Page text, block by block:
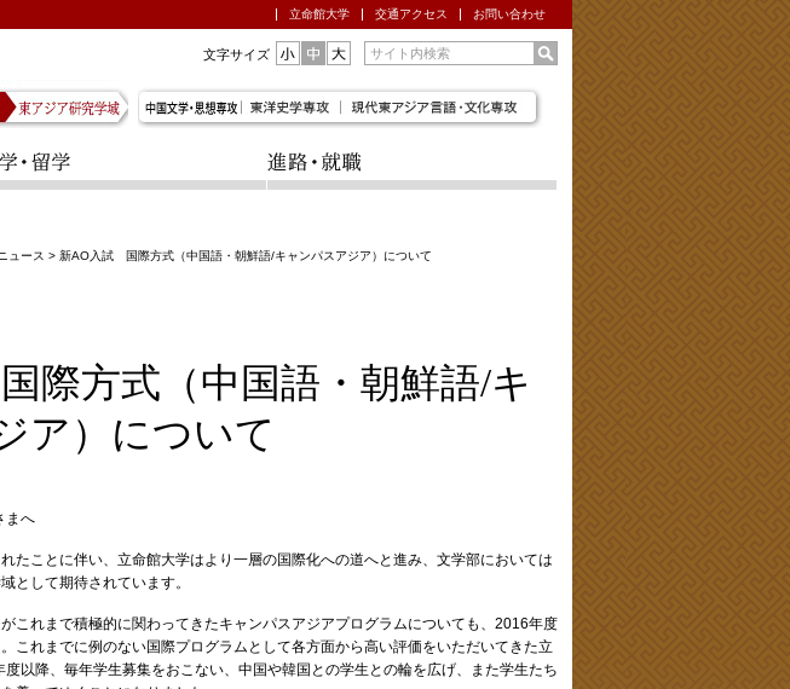
立命館大学 交通アクセス お問い合わせ
文字サイズ
ニュース > 新AO入試 国際方式（中国語・朝鮮語/キャンパスアジア）について
際方式（中国語・朝鮮語/キ
ア）について
まへ
たことに伴い、立命館大学はより一層の国際化への道へと進み、文学部においては
として期待されています。
これまで積極的に関わってきたキャンパスアジアプログラムについても、2016年度
これまでに例のない国際プログラムとして各方面から高い評価をいただいてきた立
以降、毎年学生募集をおこない、中国や韓国との学生との輪を広げ、また学生たち